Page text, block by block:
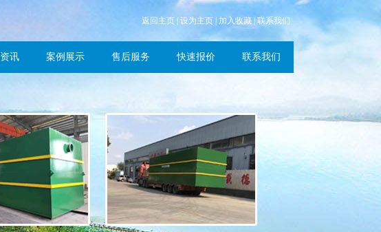
返回主页 设为主页 加入收藏|联系我们
讯 案例展示 售后服务 快速报价 联系我们